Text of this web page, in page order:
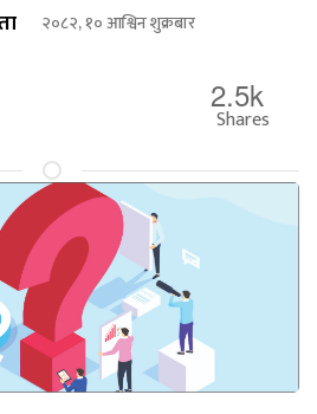
२०८२, १० आश्विन शुक्रबार
2.5k
Shares